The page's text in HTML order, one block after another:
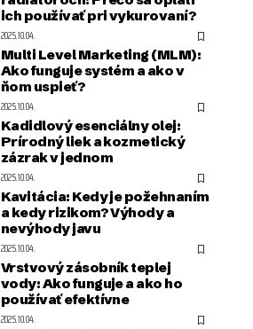
ich používať pri vykurovaní?
2025.10.04.
Multi Level Marketing (MLM):
Ako funguje systém a ako v
ňom uspieť?
2025.10.04.
Kadidlový esenciálny olej:
Prírodný liek a kozmetický
zázrak v jednom
2025.10.04.
Kavitácia: Kedy je požehnaním
a kedy rizikom? Výhody a
nevýhody javu
2025.10.04.
Vrstvový zásobník teplej
vody: Ako funguje a ako ho
používať efektívne
2025.10.04.